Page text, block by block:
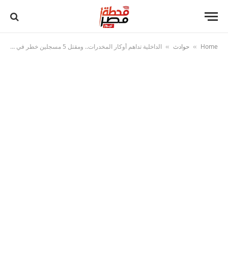
Home
» حوادث » الداخلية تداهم أوكار المخدرات.. ومقتل 5 مسجلين خطر في الشرقية